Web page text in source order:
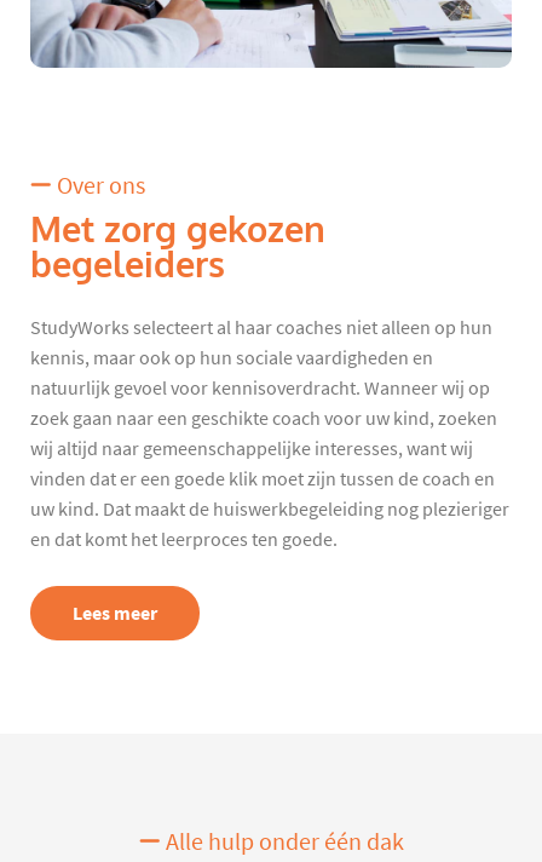
Over ons
Met zorg gekozen
begeleiders
StudyWorks selecteert al haar coaches niet alleen op hun
kennis, maar ook op hun sociale vaardigheden en
natuurlijk gevoel voor kennisoverdracht. Wanneer wij op
zoek gaan naar een geschikte coach voor uw kind, zoeken
wij altijd naar gemeenschappelijke interesses, want wij
vinden dat er een goede klik moet zijn tussen de coach en
uw kind. Dat maakt de huiswerkbegeleiding nog plezieriger
en dat komt het leerproces ten goede.
Lees meer
Alle hulp onder één dak